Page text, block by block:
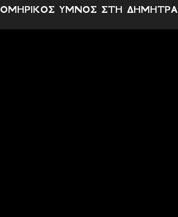
ΟΜΗΡΙΚΟΣ ΥΜΝΟΣ ΣΤΗ ΔΗΜΗΤΡΑ